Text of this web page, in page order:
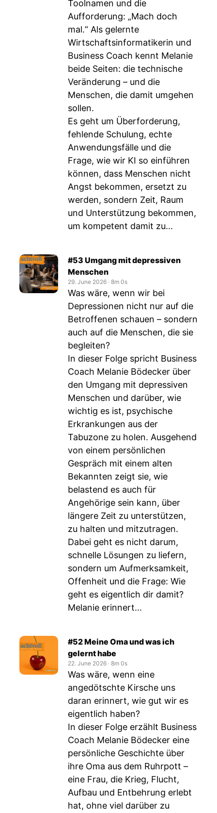
Toolnamen und die
Aufforderung: „Mach doch
mal.“ Als gelernte
Wirtschaftsinformatikerin und
Business Coach kennt Melanie
beide Seiten: die technische
Veränderung – und die
Menschen, die damit umgehen
sollen.
Es geht um Überforderung,
fehlende Schulung, echte
Anwendungsfälle und die
Frage, wie wir KI so einführen
können, dass Menschen nicht
Angst bekommen, ersetzt zu
werden, sondern Zeit, Raum
und Unterstützung bekommen,
um kompetent damit zu...
#53 Umgang mit depressiven
Menschen
29. June 2026 ‧ 8m 0s
Was wäre, wenn wir bei
Depressionen nicht nur auf die
Betroffenen schauen – sondern
auch auf die Menschen, die sie
begleiten?
In dieser Folge spricht Business
Coach Melanie Bödecker über
den Umgang mit depressiven
Menschen und darüber, wie
wichtig es ist, psychische
Erkrankungen aus der
Tabuzone zu holen. Ausgehend
von einem persönlichen
Gespräch mit einem alten
Bekannten zeigt sie, wie
belastend es auch für
Angehörige sein kann, über
längere Zeit zu unterstützen,
zu halten und mitzutragen.
Dabei geht es nicht darum,
schnelle Lösungen zu liefern,
sondern um Aufmerksamkeit,
Offenheit und die Frage: Wie
geht es eigentlich dir damit?
Melanie erinnert...
#52 Meine Oma und was ich
gelernt habe
22. June 2026 ‧ 8m 0s
Was wäre, wenn eine
angedötschte Kirsche uns
daran erinnert, wie gut wir es
eigentlich haben?
In dieser Folge erzählt Business
Coach Melanie Bödecker eine
persönliche Geschichte über
ihre Oma aus dem Ruhrpott –
eine Frau, die Krieg, Flucht,
Aufbau und Entbehrung erlebt
hat, ohne viel darüber zu